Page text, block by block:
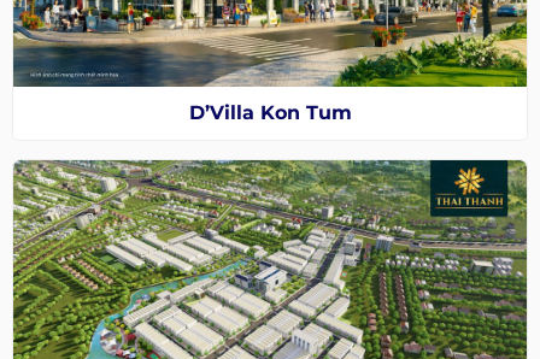
D’Villa Kon Tum